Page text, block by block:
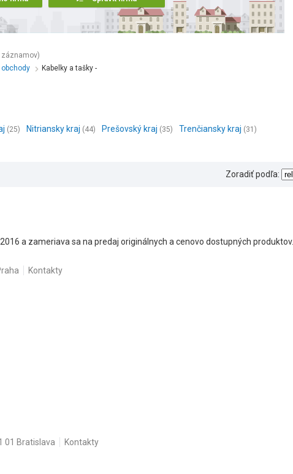
záznamov)
Kabelky a tašky -
(25) Nitriansky kraj (44) Prešovský kraj (35) Trenčiansky kraj (31)
Zoradiť podľa:
a zameriava sa na predaj originálnych a cenovo dostupných produktov.
Kontakty
01 Bratislava Kontakty